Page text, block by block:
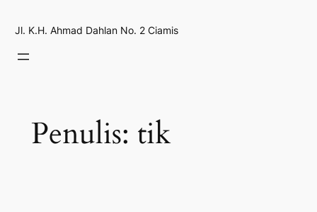
Jl. K.H. Ahmad Dahlan No. 2 Ciamis
Penulis: tik